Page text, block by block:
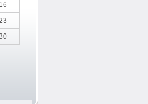
16